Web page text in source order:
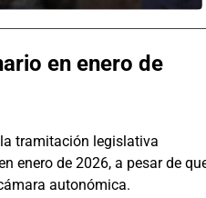
en enero de
tramitación legislativa
enero de 2026, a pesar de
autonómica.